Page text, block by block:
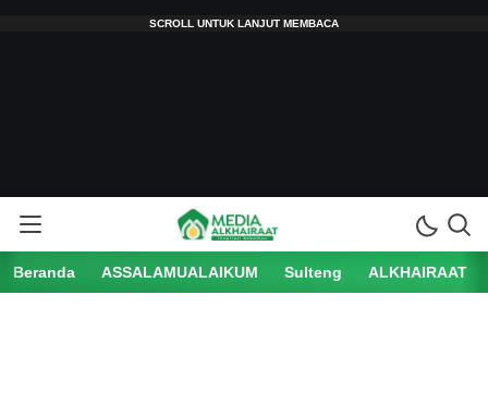
Beranda ASSALAMUALAIKUM Sulteng ALKHAIRAAT